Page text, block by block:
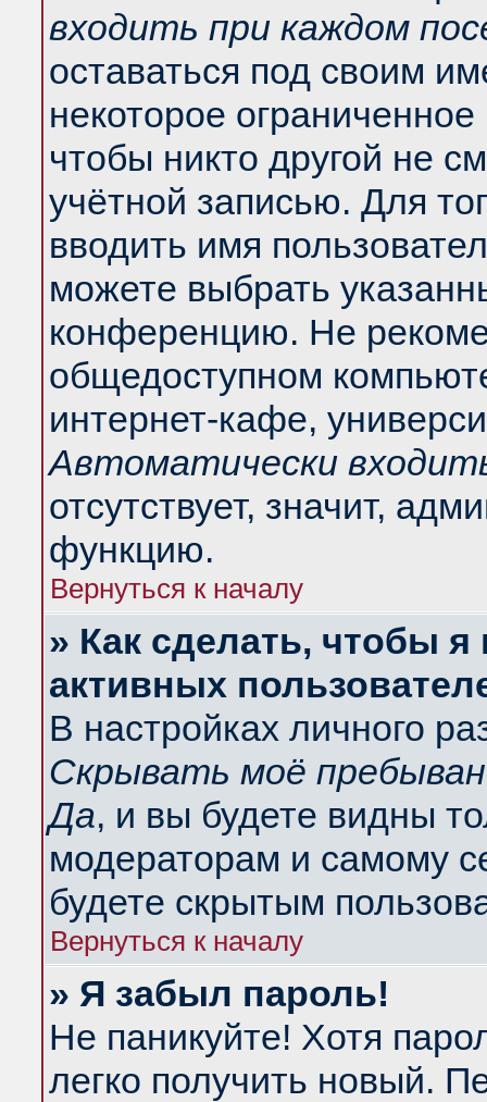
входить при каждом
оставаться под своим
некоторое
чтобы никто другой не
учётной записью. Для
вводить имя
можете выбрать
конференцию. Не
общедоступном
интернет-кафе,
Автоматически
отсутствует, значит,
функцию.
Вернуться к началу
» Как сделать, чтобы
активных
В настройках личного
Скрывать моё
Да, и вы будете видны
модераторам и самому
будете скрытым
Вернуться к началу
» Я забыл пароль!
Не паникуйте! Хотя
легко получить новый.